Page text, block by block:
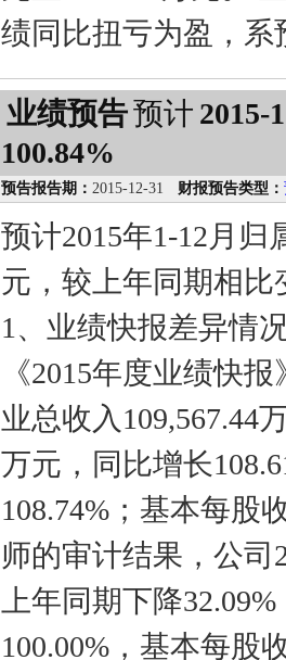
绩同比扭亏为盈，
业绩预告预计 2015-
100.84%
预告报告期： 2015-12-31 财报预告类型：
预计2015年1-12月
元，较上年同期相比
1、业绩快报差异情
《2015年度业绩快
业总收入109,567.44
万元，同比增长
108.74%；基本每股
师的审计结果，公司
上年同期下降
100.00%，基本每股